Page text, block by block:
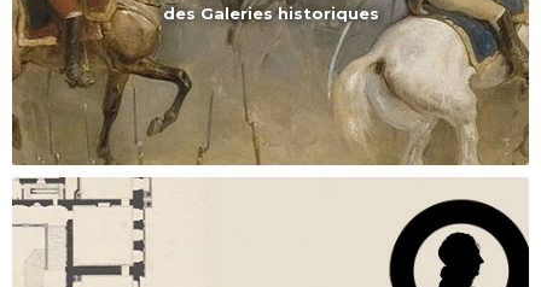
des Galeries historiques